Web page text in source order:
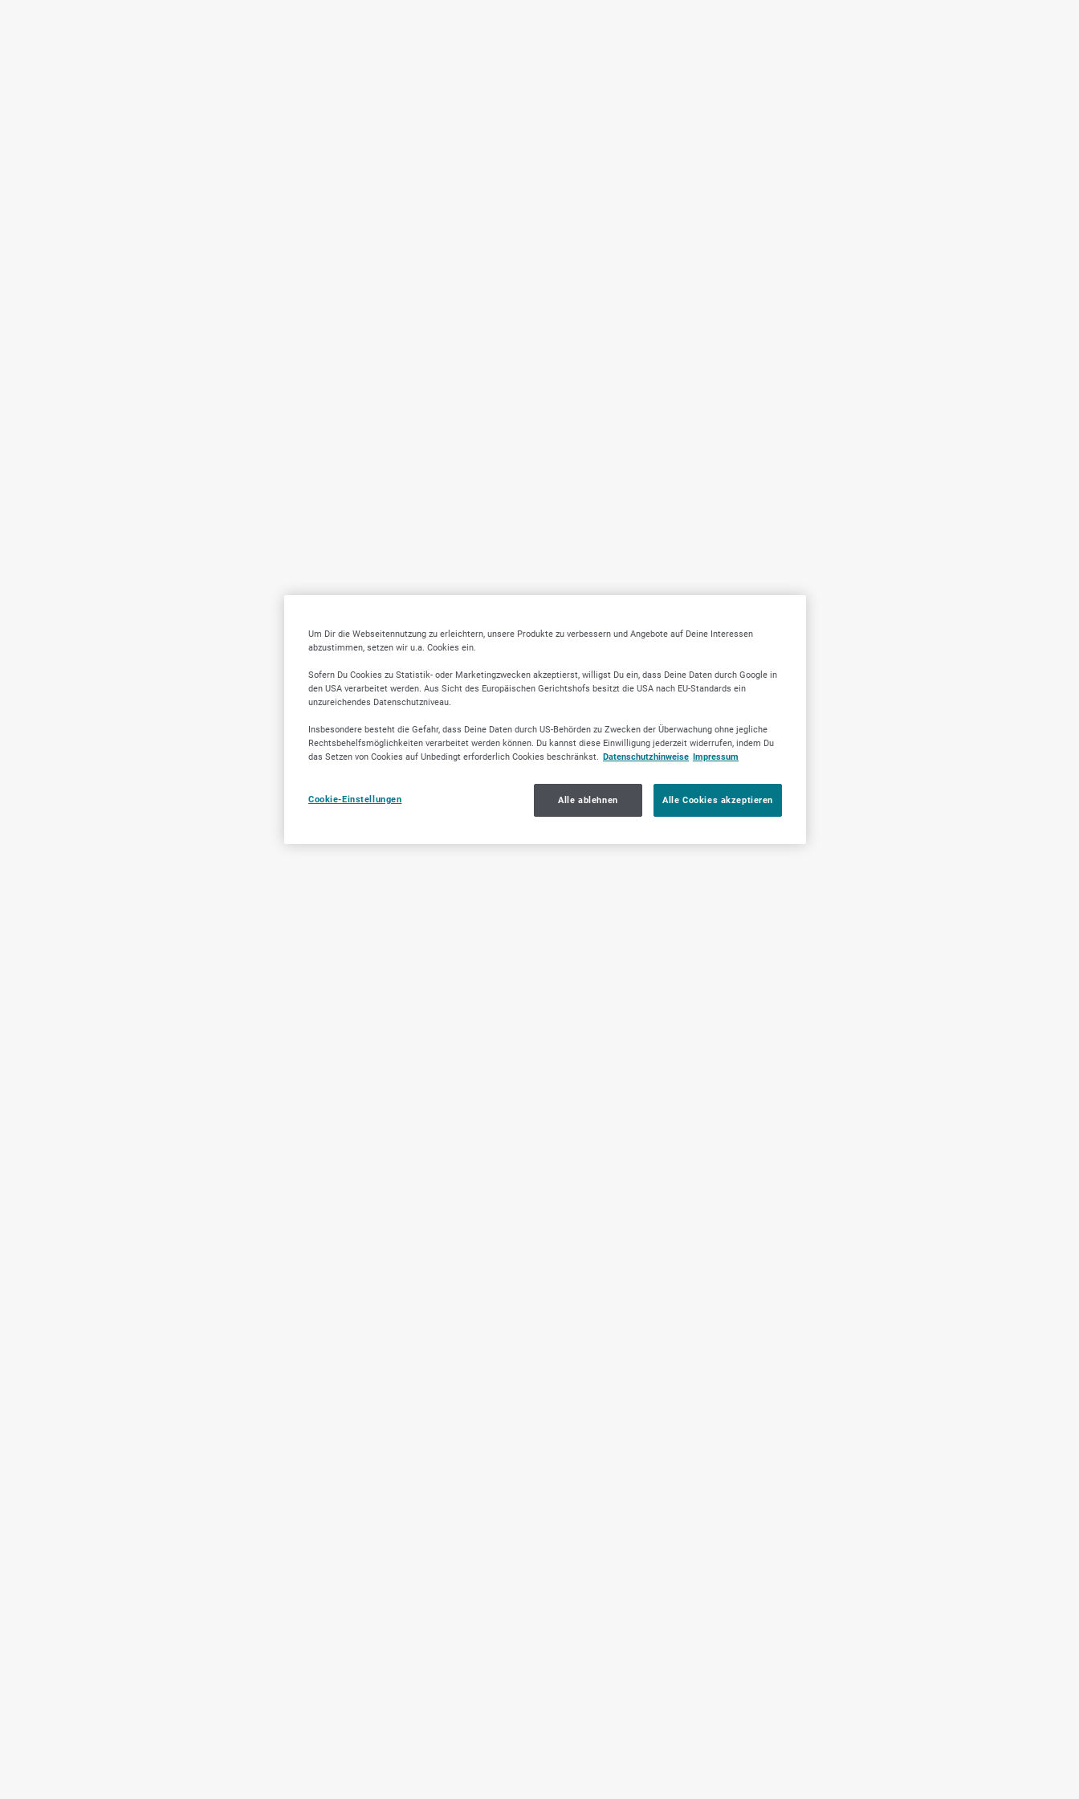
Um Dir die Webseitennutzung zu erleichtern, unsere Produkte zu verbessern und Angebote auf Deine Interessen
abzustimmen, setzen wir u.a. Cookies ein.
Sofern Du Cookies zu Statistik- oder Marketingzwecken akzeptierst, willigst Du ein, dass Deine Daten durch Google in
den USA verarbeitet werden. Aus Sicht des Europäischen Gerichtshofs besitzt die USA nach EU-Standards ein
unzureichendes Datenschutzniveau.
Insbesondere besteht die Gefahr, dass Deine Daten durch US-Behörden zu Zwecken der Überwachung ohne jegliche
Rechtsbehelfsmöglichkeiten verarbeitet werden können. Du kannst diese Einwilligung jederzeit widerrufen, indem Du
das Setzen von Cookies auf Unbedingt erforderlich Cookies beschränkst. Datenschutzhinweise Impressum
Cookie-Einstellungen Alle ablehnen Alle Cookies akzeptieren